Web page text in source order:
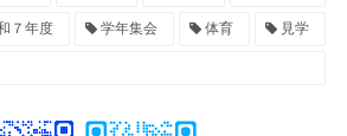
７年度 学年集会 体育 見学